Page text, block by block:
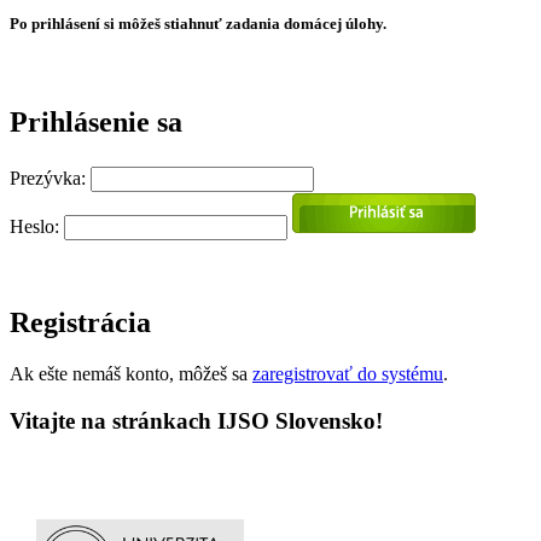
Po prihlásení si môžeš stiahnuť zadania domácej úlohy.
Prihlásenie sa
Prezývka:
Heslo:
Registrácia
Ak ešte nemáš konto, môžeš sa zaregistrovať do systému.
Vitajte na stránkach IJSO Slovensko!